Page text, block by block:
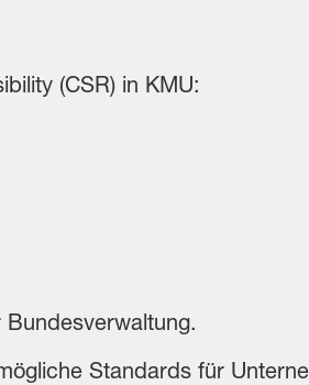
(CSR) in KMU:
Standards für